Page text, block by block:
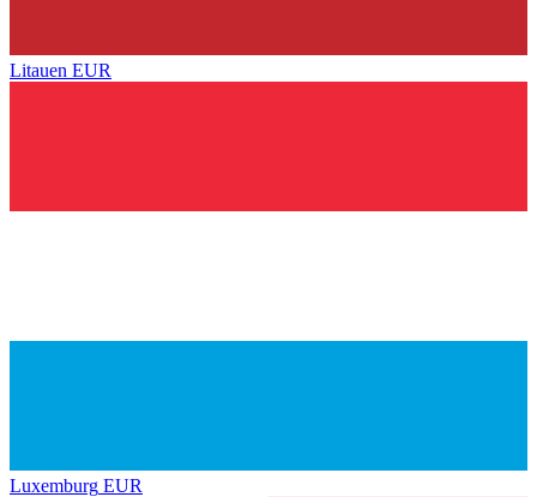
Litauen EUR
Luxemburg EUR